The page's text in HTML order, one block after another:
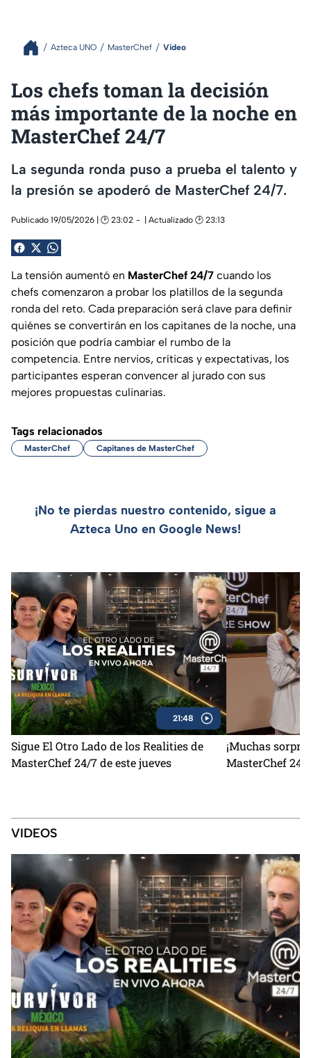
Azteca UNO MasterChef Video
Los chefs toman la decisión
más importante de la noche en
MasterChef 24/7
La segunda ronda puso a prueba el talento y
la presión se apoderó de MasterChef 24/7.
Publicado 19/05/2026 | 🕑 23:02 | Actualizado 🕑 23:13
La tensión aumentó en MasterChef 24/7 cuando los
chefs comenzaron a probar los platillos de la segunda
ronda del reto. Cada preparación será clave para definir
quiénes se convertirán en los capitanes de la noche, una
posición que podría cambiar el rumbo de la
competencia. Entre nervios, críticas y expectativas, los
participantes esperan convencer al jurado con sus
mejores propuestas culinarias.
Tags relacionados
MasterChef Capitanes de MasterChef
¡No te pierdas nuestro contenido, sigue a
Azteca Uno en Google News!
21:48
Sigue El Otro Lado de los Realities de
MasterChef 24/7 de este jueves
¡Muchas
MasterChef 24/
VIDEOS